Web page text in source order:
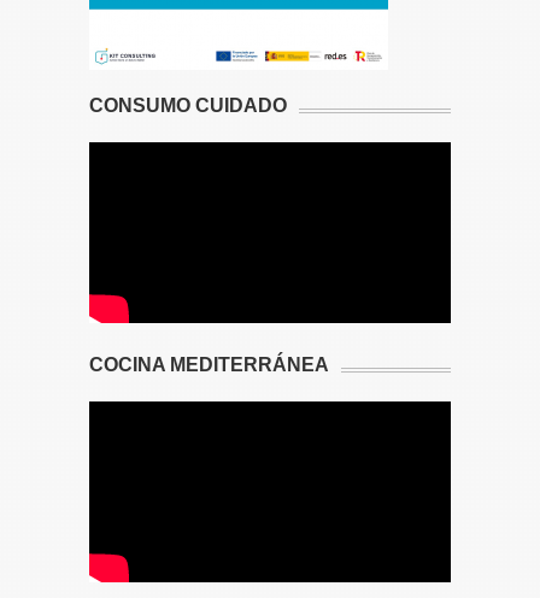
CONSUMO CUIDADO
COCINA MEDITERRÁNEA